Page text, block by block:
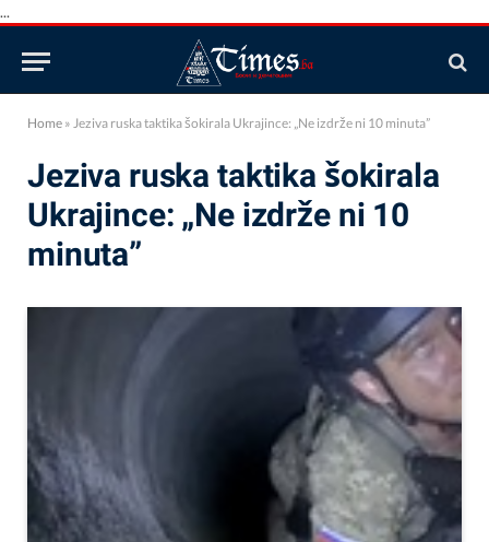
...
Home » Jeziva ruska taktika šokirala Ukrajince: „Ne izdrže ni 10 minuta”
Jeziva ruska taktika šokirala
Ukrajince: „Ne izdrže ni 10
minuta”